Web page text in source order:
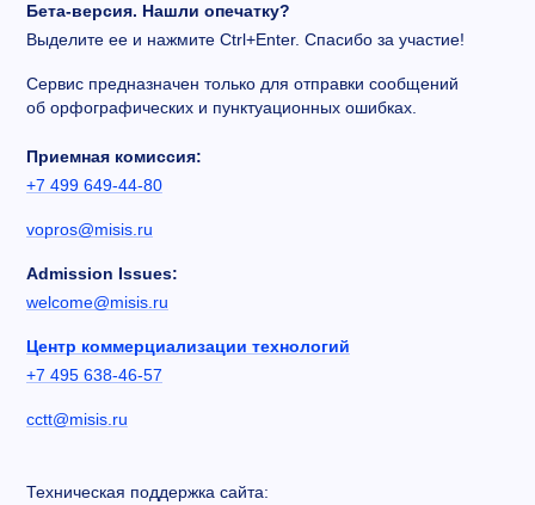
Бета-версия. Нашли опечатку?
Выделите ее и нажмите Ctrl+Enter. Спасибо за участие!
Сервис предназначен только для отправки сообщений
об орфографических и пунктуационных ошибках.
Приемная комиссия:
+7 499 649-44-80
vopros@misis.ru
Admission Issues:
welcome@misis.ru
Центр коммерциализации технологий
+7 495 638-46-57
cctt@misis.ru
Техническая поддержка сайта: